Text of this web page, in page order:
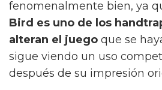
fenomenalmente bien, ya
Bird es uno de los
alteran el juego que se
sigue viendo un uso
después de su impresión